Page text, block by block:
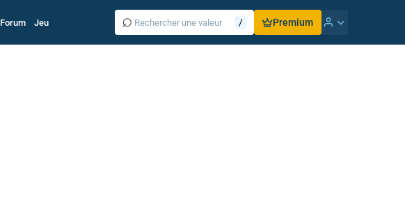
Forum Jeu ⌕ / Premium